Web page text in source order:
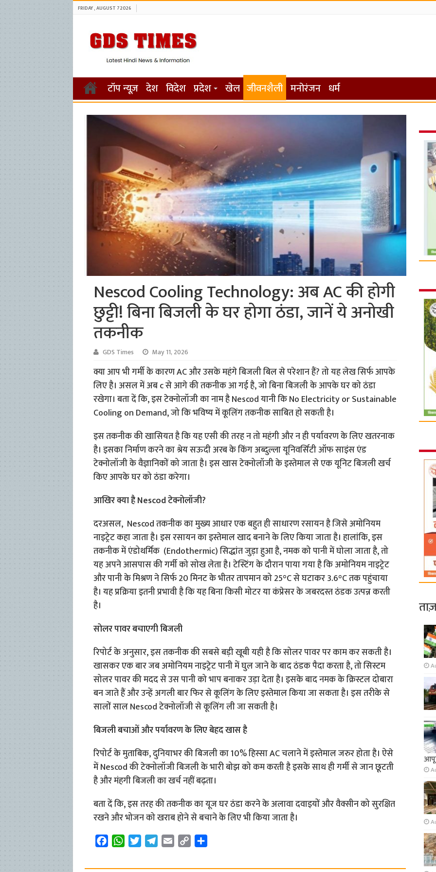
FRIDAY , AUGUST 7 2026
टॉप न्यूज़ देश विदेश प्रदेश खेल जीवनशैली मनोरंजन धर्म
Nescod Cooling Technology: अब AC की होगी
छुट्टी! बिना बिजली के घर होगा ठंडा, जानें ये अनोखी
तकनीक
GDS Times May 11, 2026
क्या आप भी गर्मी के कारण AC और उसके महंगे बिजली बिल से परेशान हैं? तो यह लेख सिर्फ आपके
लिए है। असल में अब c से आगे की तकनीक आ गई है, जो बिना बिजली के आपके घर को ठंडा
रखेगा। बता दें कि, इस टेक्नोलॉजी का नाम है Nescod यानी कि No Electricity or Sustainable
Cooling on Demand, जो कि भविष्य में कूलिंग तकनीक साबित हो सकती है।
इस तकनीक की खासियत है कि यह एसी की तरह न तो महंगी और न ही पर्यावरण के लिए खतरनाक
है। इसका निर्माण करने का श्रेय सऊदी अरब के किंग अब्दुल्ला यूनिवर्सिटी ऑफ साइंस एंड
टेक्नोलॉजी के वैज्ञानिकों को जाता है। इस खास टेक्नोलॉजी के इस्तेमाल से एक यूनिट बिजली खर्च
किए आपके घर को ठंडा करेगा।
आखिर क्या है Nescod टेक्नोलॉजी?
दरअसल, Nescod तकनीक का मुख्य आधार एक बहुत ही साधारण रसायन है जिसे अमोनियम
नाइट्रेट कहा जाता है। इस रसायन का इस्तेमाल खाद बनाने के लिए किया जाता है। हालांकि, इस
तकनीक में एंडोथर्मिक (Endothermic) सिद्धांत जुड़ा हुआ है, नमक को पानी में घोला जाता है, तो
यह अपने आसपास की गर्मी को सोख लेता है। टेस्टिंग के दौरान पाया गया है कि अमोनियम नाइट्रेट
और पानी के मिश्रण ने सिर्फ 20 मिनट के भीतर तापमान को 25°C से घटाकर 3.6°C तक पहुंचाया
है। यह प्रक्रिया इतनी प्रभावी है कि यह बिना किसी मोटर या कंप्रेसर के जबरदस्त ठंडक उत्पन्न करती
है।
सोलर पावर बचाएगी बिजली
रिपोर्ट के अनुसार, इस तकनीक की सबसे बड़ी खूबी यही है कि सोलर पावर पर काम कर सकती है।
खासकर एक बार जब अमोनियम नाइट्रेट पानी में घुल जाने के बाद ठंडक पैदा करता है, तो सिस्टम
सोलर पावर की मदद से उस पानी को भाप बनाकर उड़ा देता है। इसके बाद नमक के क्रिस्टल दोबारा
बन जाते हैं और उन्हें अगली बार फिर से कूलिंग के लिए इस्तेमाल किया जा सकता है। इस तरीके से
सालों साल Nescod टेक्नोलॉजी से कूलिंग ली जा सकती है।
बिजली बचाओं और पर्यावरण के लिए बेहद खास है
रिपोर्ट के मुताबिक, दुनियाभर की बिजली का 10% हिस्सा AC चलाने में इस्तेमाल जरुर होता है। ऐसे
में Nescod की टेक्नोलॉजी बिजली के भारी बोझ को कम करती है इसके साथ ही गर्मी से जान छूटती
है और मंहगी बिजली का खर्च नहीं बढ़ता।
बता दें कि, इस तरह की तकनीक का यूज घर ठंडा करने के अलावा दवाइयों और वैक्सीन को सुरक्षित
रखने और भोजन को खराब होने से बचाने के लिए भी किया जाता है।
c
W
a
i
l
a
p
a